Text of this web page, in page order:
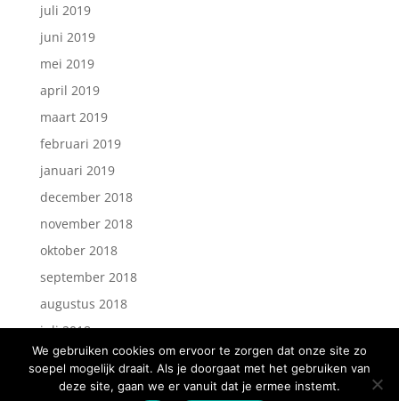
juli 2019
juni 2019
mei 2019
april 2019
maart 2019
februari 2019
januari 2019
december 2018
november 2018
oktober 2018
september 2018
augustus 2018
juli 2018
We gebruiken cookies om ervoor te zorgen dat onze site zo
soepel mogelijk draait. Als je doorgaat met het gebruiken van
deze site, gaan we er vanuit dat je ermee instemt.